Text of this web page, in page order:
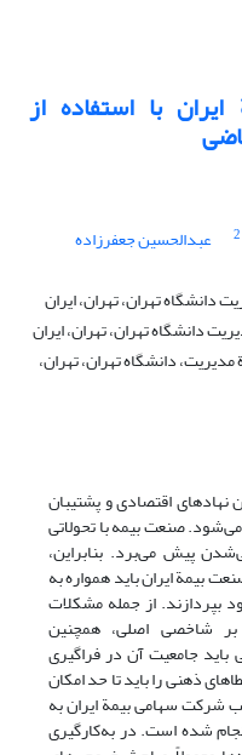
با استفاده از
2 عبدالحسین جعفرزاده
تهران، تهران، ایران
دانشگاه تهران، تهران، ایران
دانشگاه تهران، تهران،
اقتصادی و پشتیبان
می‌شود. صنعت بیمه با تحولاتی
پیش می‌برد. بنابراین،
بیمة ایران باید همواره به
بپردازند. از جمله مشکلات
بر شاخصی اصلی، همچنین
جامعیت آن در فراگیری
ذهنی را باید تا حد امکان
شرکت سهامی بیمة ایران به
شده است. در به‌کارگیری